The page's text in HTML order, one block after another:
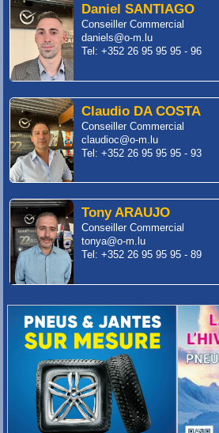
Daniel SANTIAGO
Conseiller Commercial
daniels@o-m.lu
Tel: +352 26 95 95 95 - 96
Claudio DA COSTA
Conseiller Commercial
claudioc@o-m.lu
Tel: +352 26 95 95 95 - 93
Tony ARAUJO
Conseiller Commercial
tonya@o-m.lu
Tel: +352 26 95 95 95 - 89